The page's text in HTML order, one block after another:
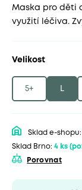
Maska pro děti
využití léčiva.
Velikost
5+ L
Sklad e-shopu:
Sklad Brno: 4 ks
Porovnat